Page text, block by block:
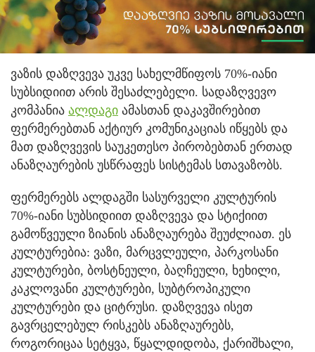
ვაზის დაზღვევა უკვე სახელმწიფოს 70%-იანი
სუბსიდიით არის შესაძლებელი. სადაზღვევო
კომპანია ალდაგი ამასთან დაკავშირებით
ფერმერებთან აქტიურ კომუნიკაციას იწყებს და
მათ დაზღვევის საუკეთესო პირობებთან ერთად
ანაზღაურების უსწრაფეს სისტემას სთავაზობს.
ფერმერებს ალდაგში სასურველი კულტურის
70%-იანი სუბსიდიით დაზღვევა და სტიქიით
გამოწვეული ზიანის ანაზღაურება შეუძლიათ. ეს
კულტურებია: ვაზი, მარცვლეული, პარკოსანი
კულტურები, ბოსტნეული, ბაღჩეული, ხეხილი,
კაკლოვანი კულტურები, სუბტროპიკული
კულტურები და ციტრუსი. დაზღვევა ისეთ
გავრცელებულ რისკებს ანაზღაურებს,
როგორიცაა სეტყვა, წყალდიდობა, ქარიშხალი,